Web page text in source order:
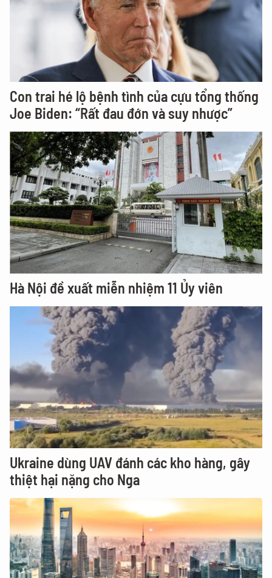
Con trai hé lộ bệnh tình của cựu tổng thống
Joe Biden: “Rất đau đớn và suy nhược”
Hà Nội đề xuất miễn nhiệm 11 Ủy viên
Ukraine dùng UAV đánh các kho hàng, gây
thiệt hại nặng cho Nga